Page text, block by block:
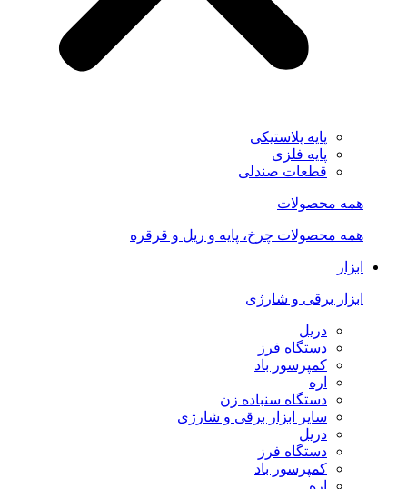
پایه پلاستیکی
پایه فلزی
قطعات صندلی
همه محصولات
همه محصولات چرخ، پایه و ریل و قرقره
ابزار
ابزار برقی و شارژی
دریل
دستگاه فرز
کمپرسور باد
اره
دستگاه سنباده زن
سایر ابزار برقی و شارژی
دریل
دستگاه فرز
کمپرسور باد
اره